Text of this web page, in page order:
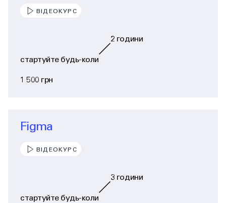
ВІДЕОКУРС
стартуйте будь-коли
2 години
1 500 грн
Figma
ВІДЕОКУРС
стартуйте будь-коли
3 години